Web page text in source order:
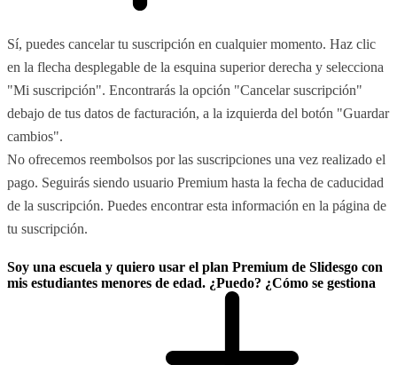
Sí, puedes cancelar tu suscripción en cualquier momento. Haz clic
en la flecha desplegable de la esquina superior derecha y selecciona
"Mi suscripción". Encontrarás la opción "Cancelar suscripción"
debajo de tus datos de facturación, a la izquierda del botón "Guardar
cambios".
No ofrecemos reembolsos por las suscripciones una vez realizado el
pago. Seguirás siendo usuario Premium hasta la fecha de caducidad
de la suscripción. Puedes encontrar esta información en la página de
tu suscripción.
Soy una escuela y quiero usar el plan Premium de Slidesgo con
mis estudiantes menores de edad. ¿Puedo? ¿Cómo se gestiona